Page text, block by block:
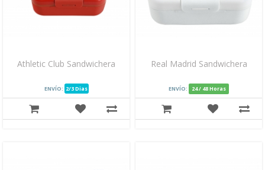
Athletic Club Sandwichera
ENVÍO: 2/3 Dias
Real Madrid Sandwichera
ENVÍO: 24 / 48 Horas